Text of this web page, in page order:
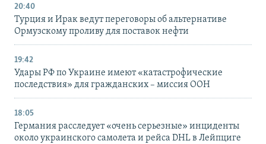
20:40
Турция и Ирак ведут переговоры об альтернативе
Ормузскому проливу для поставок нефти
19:42
Удары РФ по Украине имеют «катастрофические
последствия» для гражданских – миссия ООН
18:05
Германия расследует «очень серьезные» инциденты
около украинского самолета и рейса DHL в Лейпциге